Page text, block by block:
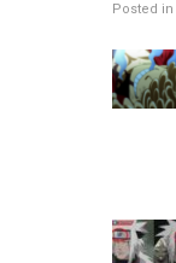
Posted in